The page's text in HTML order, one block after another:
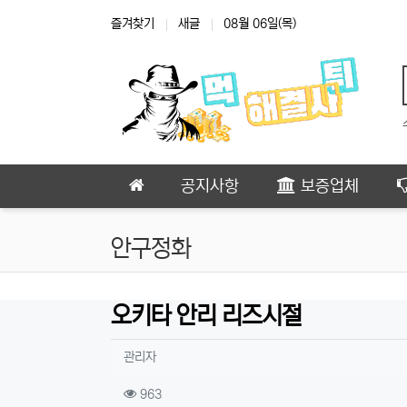
즐겨찾기 새글 08월 06일(목)
공지사항 보증업체
안구정화
오키타 안리 리즈시절
작성자 정보
관리자작성
컨텐츠 정보
963조회